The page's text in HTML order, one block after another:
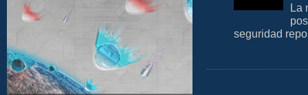
La
seguridad